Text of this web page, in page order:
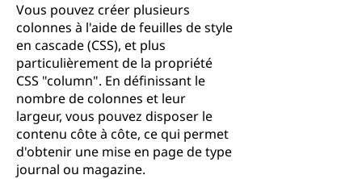
Vous pouvez créer plusieurs
colonnes à l'aide de feuilles de style
en cascade (CSS), et plus
particulièrement de la propriété
CSS "column". En définissant le
nombre de colonnes et leur
largeur, vous pouvez disposer le
contenu côte à côte, ce qui permet
d'obtenir une mise en page de type
journal ou magazine.